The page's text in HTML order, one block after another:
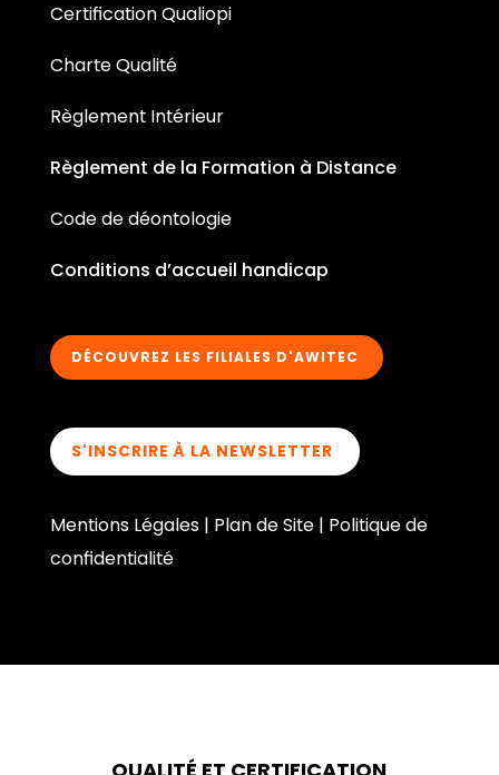
Certification Qualiopi
Charte Qualité
Règlement Intérieur
Règlement de la Formation à Distance
Code de déontologie
Conditions d’accueil handicap
DÉCOUVREZ LES FILIALES D'AWITEC
S'INSCRIRE À LA NEWSLETTER
Mentions Légales| Plan de Site| Politique de
confidentialité